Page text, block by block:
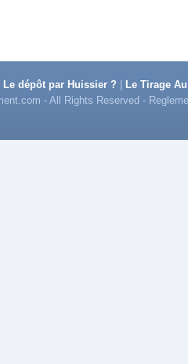
Le dépôt par Huissier ?
Le Tirage
- All Rights Reserved -